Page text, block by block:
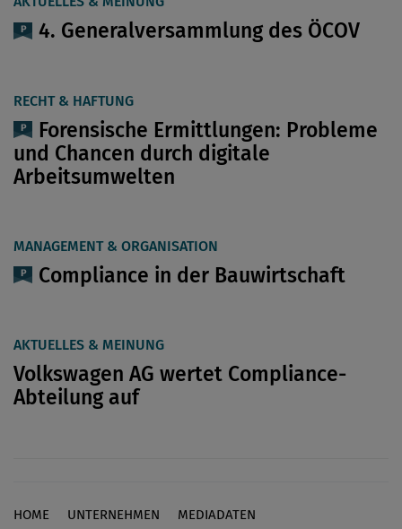
4. Generalversammlung des ÖCOV
RECHT & HAFTUNG
Forensische Ermittlungen: Probleme
und Chancen durch digitale
Arbeitsumwelten
MANAGEMENT & ORGANISATION
Compliance in der Bauwirtschaft
AKTUELLES & MEINUNG
Volkswagen AG wertet Compliance-
Abteilung auf
Footer
HOME UNTERNEHMEN
MEDIADATEN